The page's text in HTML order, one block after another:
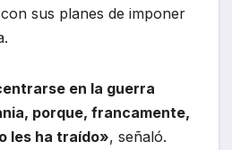
sus planes de imponer
en la guerra
porque, francamente,
les ha traído», señaló.